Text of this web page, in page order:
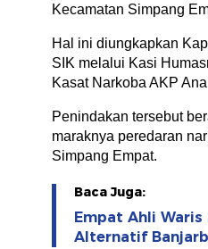
Kecamatan Simpang
Hal ini diungkapkan
SIK melalui Kasi
Kasat Narkoba AKP
Penindakan tersebut
maraknya peredaran
Simpang Empat.
Baca Juga:
Empat Ahli
Alternatif